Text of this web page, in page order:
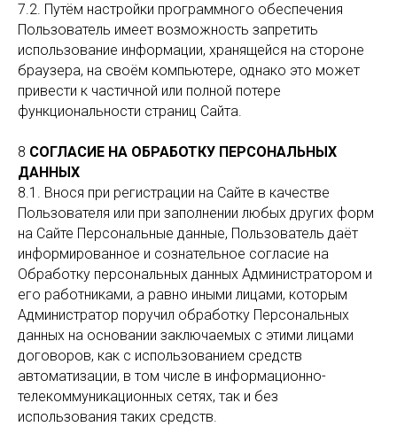
7.2. Путём настройки программного обеспечения
Пользователь имеет возможность запретить
использование информации, хранящейся на стороне
браузера, на своём компьютере, однако это может
привести к частичной или полной потере
функциональности страниц Сайта.
8 СОГЛАСИЕ НА ОБРАБОТКУ ПЕРСОНАЛЬНЫХ
ДАННЫХ
8.1. Внося при регистрации на Сайте в качестве
Пользователя или при заполнении любых других форм
на Сайте Персональные данные, Пользователь даёт
информированное и сознательное согласие на
Обработку персональных данных Администратором и
его работниками, а равно иными лицами, которым
Администратор поручил обработку Персональных
данных на основании заключаемых с этими лицами
договоров, как с использованием средств
автоматизации, в том числе в информационно-
телекоммуникационных сетях, так и без
использования таких средств.